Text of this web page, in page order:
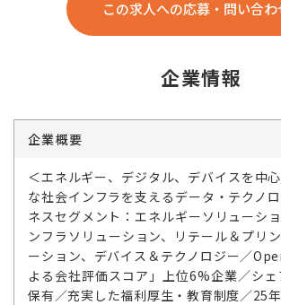
この求人への応募・問い合わ
企業情報
企業概要
＜エネルギー、デジタル、デバイスを中
な社会インフラを支えるデータ・テクノ
ネスセグメント：エネルギーソリューシ
ンフラソリューション、リテール＆プリ
ーション、デバイス＆テクノロジー／
よる会社評価スコア」上位6%企業／シ
保有／充実した福利厚生・教育制度／25